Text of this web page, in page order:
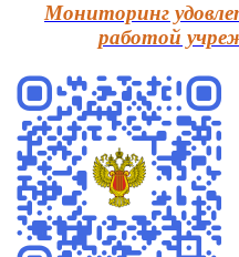
Мониторинг
работой